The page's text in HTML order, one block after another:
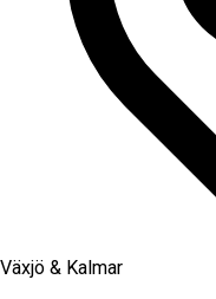
Växjö & Kalmar